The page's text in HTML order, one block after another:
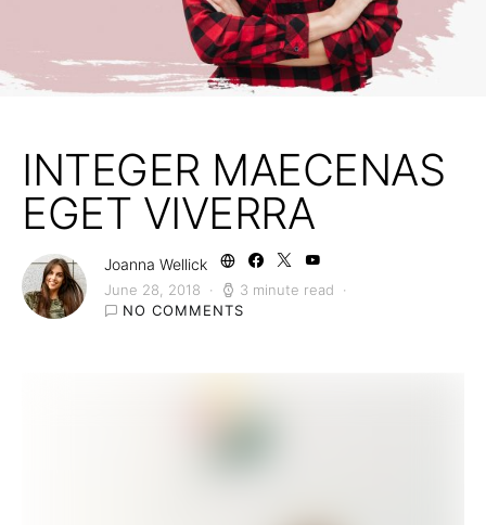
INTEGER MAECENAS
EGET VIVERRA
Joanna Wellick
June 28, 2018
3 minute read
NO COMMENTS